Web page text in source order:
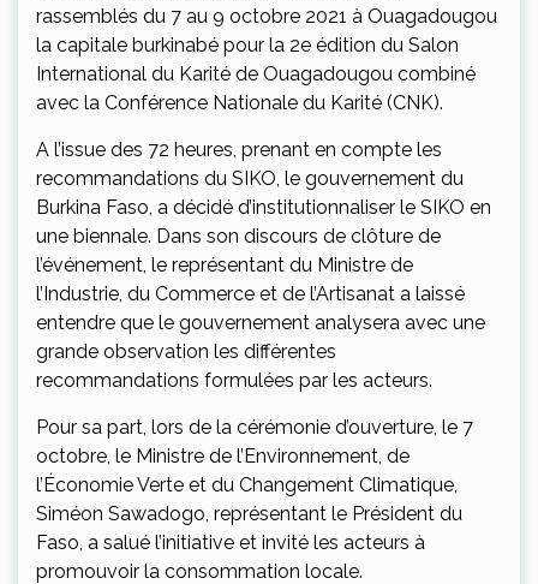
rassemblés du 7 au 9 octobre 2021 à Ouagadougou
la capitale burkinabé pour la 2e édition du Salon
International du Karité de Ouagadougou combiné
avec la Conférence Nationale du Karité (CNK).
A l’issue des 72 heures, prenant en compte les
recommandations du SIKO, le gouvernement du
Burkina Faso, a décidé d’institutionnaliser le SIKO en
une biennale. Dans son discours de clôture de
l’événement, le représentant du Ministre de
l’Industrie, du Commerce et de l’Artisanat a laissé
entendre que le gouvernement analysera avec une
grande observation les différentes
recommandations formulées par les acteurs.
Pour sa part, lors de la cérémonie d’ouverture, le 7
octobre, le Ministre de l’Environnement, de
l’Économie Verte et du Changement Climatique,
Siméon Sawadogo, représentant le Président du
Faso, a salué l’initiative et invité les acteurs à
promouvoir la consommation locale.